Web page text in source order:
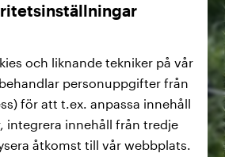
och liknande tekniker på vår
personuppgifter från
för att t.ex. anpassa innehåll
integrera innehåll från tredje
åtkomst till vår webbplats.